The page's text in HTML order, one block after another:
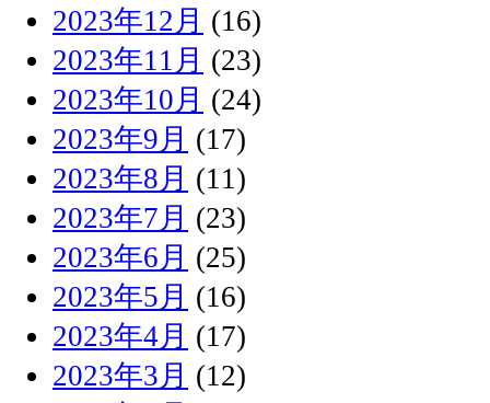
2023年12月 (16)
2023年11月 (23)
2023年10月 (24)
2023年9月 (17)
2023年8月 (11)
2023年7月 (23)
2023年6月 (25)
2023年5月 (16)
2023年4月 (17)
2023年3月 (12)